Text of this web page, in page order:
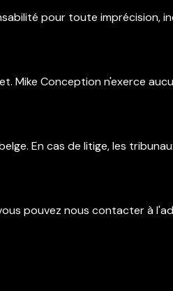
pour toute imprécision,
Mike Conception n'exerce
En cas de litige, les
pouvez nous contacter à